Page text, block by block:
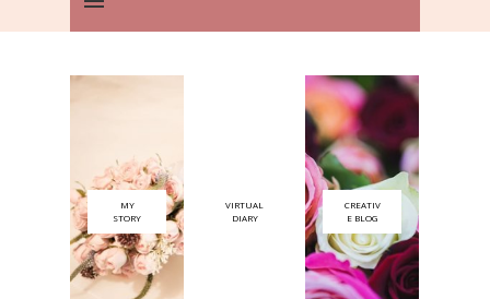
MY
STORY
VIRTUAL
DIARY
CREATIV
E BLOG